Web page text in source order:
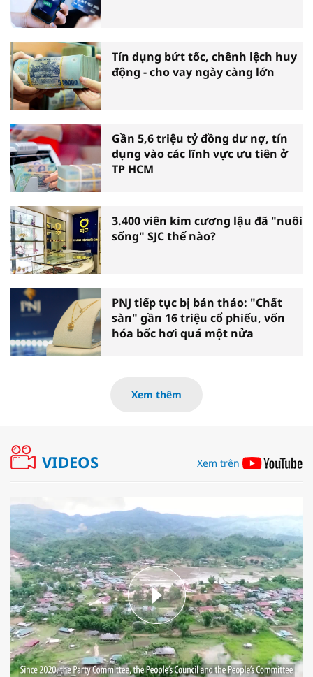
Tín dụng bứt tốc, chênh lệch huy
động - cho vay ngày càng lớn
Gần 5,6 triệu tỷ đồng dư nợ, tín
dụng vào các lĩnh vực ưu tiên ở
TP HCM
3.400 viên kim cương lậu đã "nuôi
sống" SJC thế nào?
PNJ tiếp tục bị bán tháo: "Chất
sàn" gần 16 triệu cổ phiếu, vốn
hóa bốc hơi quá một nửa
Xem thêm
VIDEOS Xem trên